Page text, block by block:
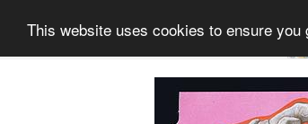
This website uses cookies to ensure
Informatie Collectie